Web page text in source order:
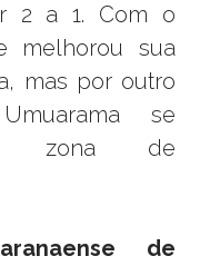
2 a 1. Com o
melhorou sua
mas por outro
se
zona de
de